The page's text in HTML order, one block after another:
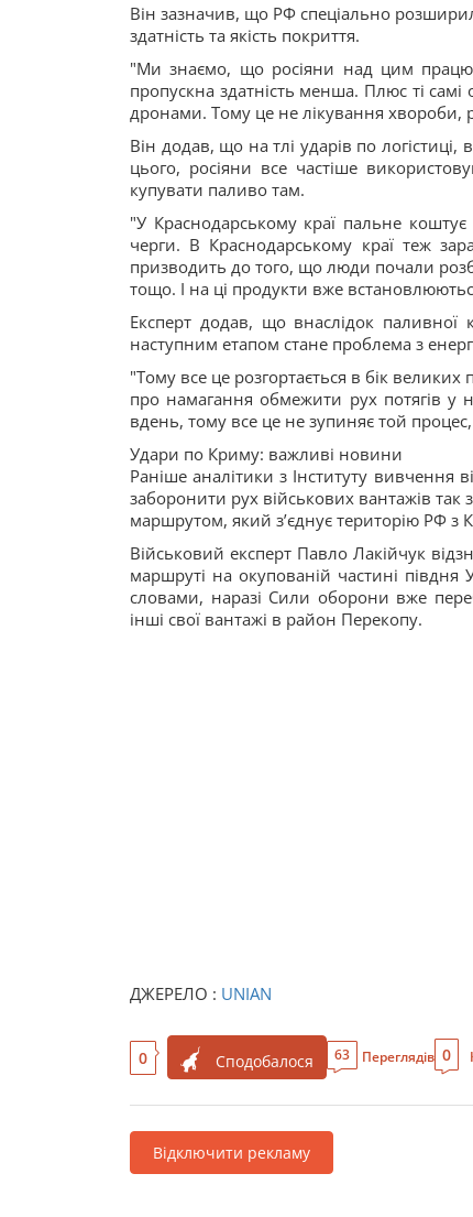
Він зазначив, що РФ спеціально
здатність та якість покриття.
"Ми знаємо, що росіяни над цим
пропускна здатність менша. Плюс ті
дронами. Тому це не лікування хвороби,
Він додав, що на тлі ударів по
цього, росіяни все частіше
купувати паливо там.
"У Краснодарському краї пальне
черги. В Краснодарському краї теж
призводить до того, що люди почали
тощо. І на ці продукти вже
Експерт додав, що внаслідок
наступним етапом стане проблема з
"Тому все це розгортається в бік
про намагання обмежити рух потягів у
вдень, тому все це не зупиняє той
Удари по Криму: важливі новини
Раніше аналітики з Інституту вивчення
заборонити рух військових вантажів
маршрутом, який зʼєднує територію РФ з
Військовий експерт Павло Лакійчук
маршруті на окупованій частині
словами, наразі Сили оборони вже
інші свої вантажі в район Перекопу.
ДЖЕРЕЛО : UNIAN
0 Сподобалося 63 Переглядів 0
Відключити рекламу